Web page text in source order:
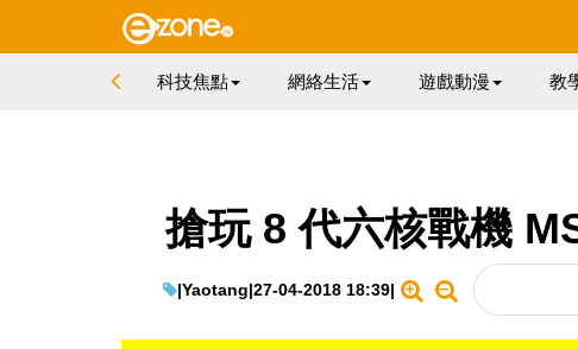
科技焦點 網絡生活 遊戲動漫 教
搶玩 8 代六核戰機
|Yaotang|27-04-2018 18:39|